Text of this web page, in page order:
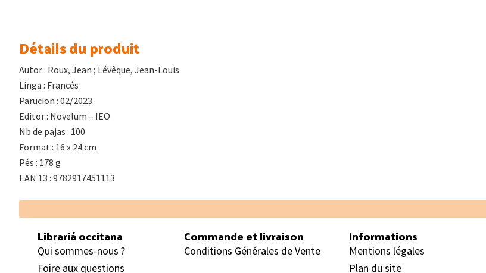
Détails du produit
Autor : Roux, Jean ; Lévêque, Jean-Louis
Linga : Francés
Parucion : 02/2023
Editor : Novelum – IEO
Nb de pajas : 100
Format : 16 x 24 cm
Pés : 178 g
EAN 13 : 9782917451113
Footer
Librariá occitana
Qui sommes-nous ?
Foire aux questions
Commande et livraison
Conditions Générales de Vente
Informations
Mentions légales
Plan du site